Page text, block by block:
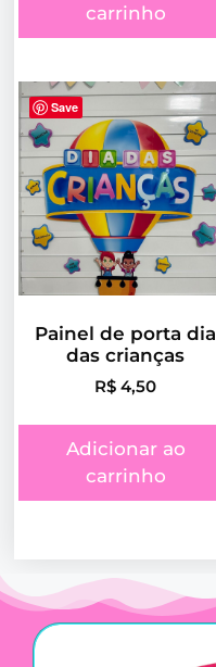
carrinho
Save
Painel de porta dia
das crianças
R$ 4,50
Adicionar ao
carrinho